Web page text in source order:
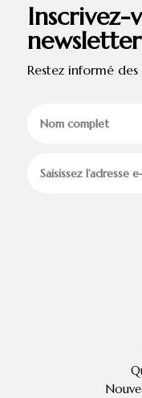
Inscrivez-
newsletter
Restez informé